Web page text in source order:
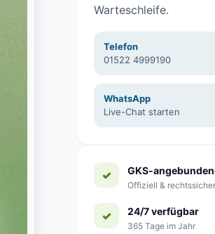
Warteschleife.
Telefon
01522 4999190
WhatsApp
Live-Chat starten
GKS-
Offiziell & rechtssicher
24/7 verfügbar
365 Tage im Jahr